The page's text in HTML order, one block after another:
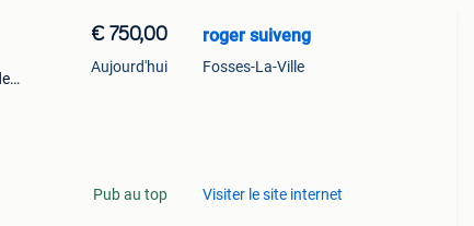
€ 750,00
Aujourd'hui
Pub au top
roger suiveng
Fosses-La-Ville
Visiter le site internet